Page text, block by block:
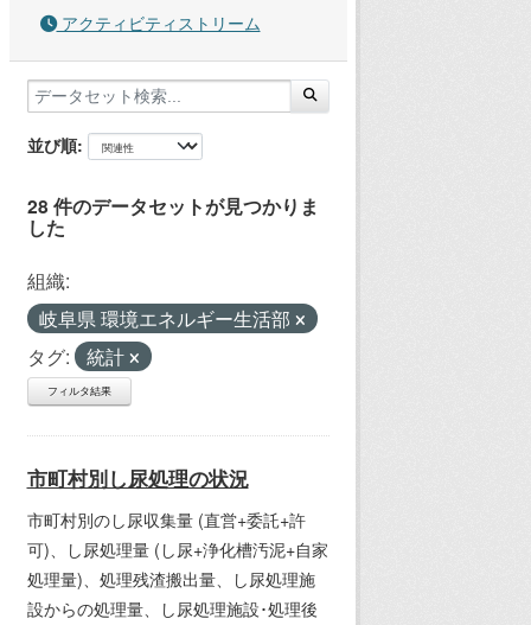
アクティビティストリーム
並び順
28 件のデータセットが見つかりま
した
組織:
岐阜県 環境エネルギー生活部
タグ:
統計
フィルタ結果
市町村別し尿処理の状況
市町村別のし尿収集量 (直営+委託+許
可)、し尿処理量 (し尿+浄化槽汚泥+自家
処理量)、処理残渣搬出量、し尿処理施
設からの処理量、し尿処理施設･処理後